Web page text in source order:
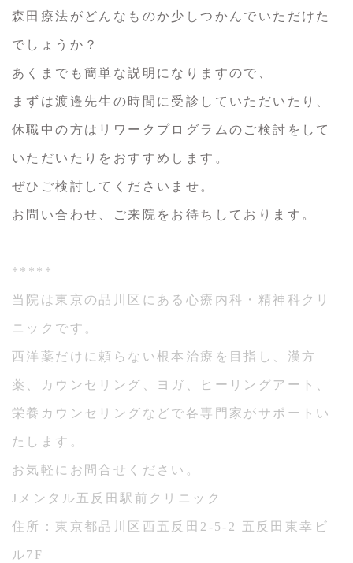
森田療法がどんなものか少しつかんでいただけた
でしょうか？
あくまでも簡単な説明になりますので、
まずは渡邉先生の時間に受診していただいたり、
休職中の方はリワークプログラムのご検討をして
いただいたりをおすすめします。
ぜひご検討してくださいませ。
お問い合わせ、ご来院をお待ちしております。
*****
当院は東京の品川区にある心療内科・精神科クリ
ニックです。
西洋薬だけに頼らない根本治療を目指し、漢方
薬、カウンセリング、ヨガ、ヒーリングアート、
栄養カウンセリングなどで各専門家がサポートい
たします。
お気軽にお問合せください。
Jメンタル五反田駅前クリニック
住所：東京都品川区西五反田2-5-2 五反田東幸ビ
ル7F